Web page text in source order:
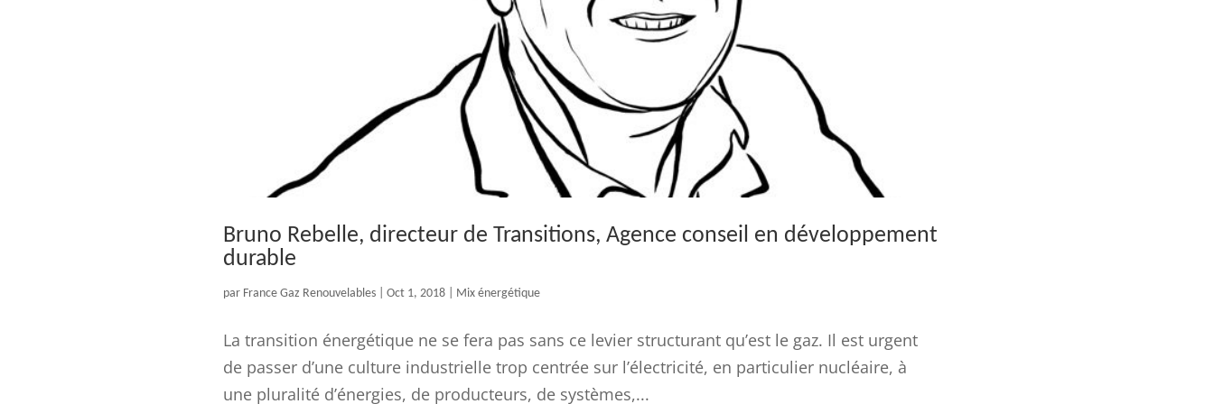
Bruno Rebelle, directeur de Transitions, Agence conseil en développement
durable
par France Gaz Renouvelables| Oct 1, 2018| Mix énergétique
La transition énergétique ne se fera pas sans ce levier structurant qu’est le gaz. Il est urgent
de passer d’une culture industrielle trop centrée sur l’électricité, en particulier nucléaire, à
une pluralité d’énergies, de producteurs, de systèmes,...